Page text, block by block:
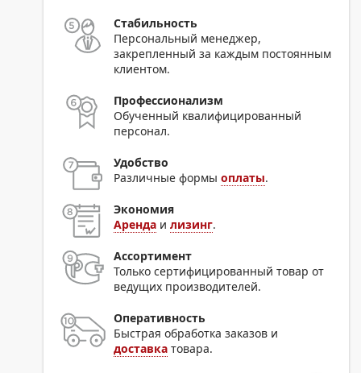
Стабильность
Персональный менеджер,
закрепленный за каждым постоянным
клиентом.
Профессионализм
Обученный квалифицированный
персонал.
Удобство
Различные формыоплаты.
Экономия
Аренда илизинг.
Ассортимент
Только сертифицированный товар от
ведущих производителей.
Оперативность
Быстрая обработка заказов и
доставка товара.